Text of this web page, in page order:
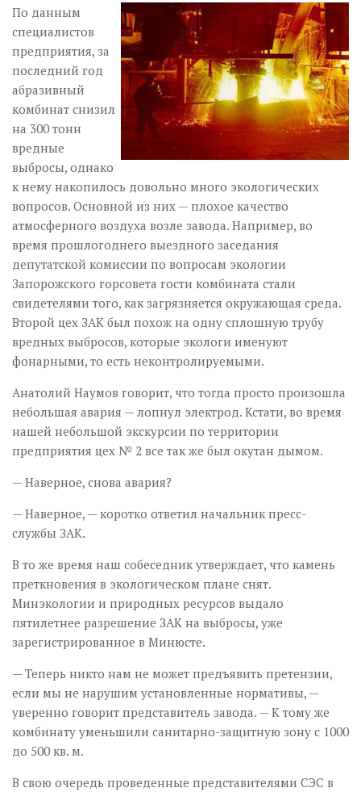
По данным
специалистов
пред­приятия, за
последний год
абразивный
комбинат снизил
на 300 тонн
вредные
выбросы, однако
к нему накопилось довольно много экологических
вопросов. Основной из них — плохое качество
атмосферного воздуха возле завода. Например, во
время прошлогоднего выездного заседания
депутатской комиссии по вопросам экологии
Запорожского горсовета гости комбината стали
свидетелями того, как загрязняется окружающая среда.
Второй цех ЗАК был похож на одну сплошную трубу
вредных выбросов, которые экологи именуют
фонарными, то есть неконтролируемыми.
Анатолий Наумов говорит, что тогда просто произошла
небольшая авария — лопнул электрод. Кстати, во время
нашей небольшой экскурсии по территории
предприятия цех № 2 все так же был окутан дымом.
— Наверное, снова авария?
— Наверное, — коротко ответил начальник пресс-
службы ЗАК.
В то же время наш собеседник утверждает, что камень
преткновения в экологическом плане снят.
Минэкологии и природных ресурсов выдало
пятилетнее разрешение ЗАК на выбросы, уже
зарегистрированное в Минюсте.
— Теперь никто нам не может предъявить претензии,
если мы не нарушим установленные нормативы, —
уверенно говорит представитель завода. — К тому же
комбинату уменьшили санитарно-защитную зону с 1000
до 500 кв. м.
В свою очередь проведенные представителями СЭС в